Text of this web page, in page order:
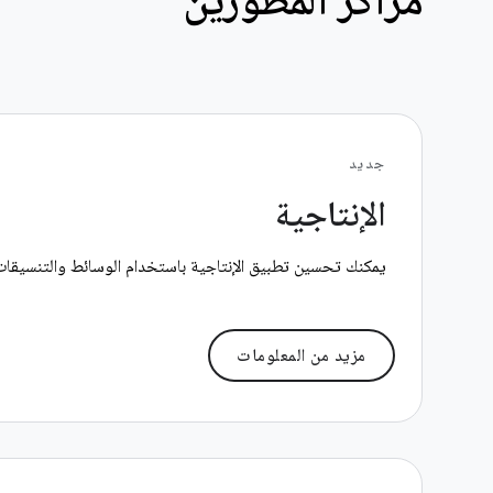
جدید
الإنتاجية
يمكنك تحسين تطبيق الإنتاجية باستخدام الوسائط
مزيد من المعلومات